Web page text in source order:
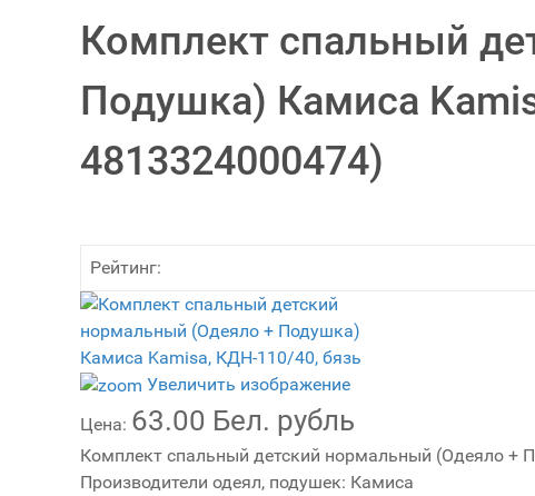
Комплект спальный
Подушка) Камиса
4813324000474)
Рейтинг:
Увеличить изображение
Цена: 63.00 Бел. рубль
Комплект спальный детский нормальный (Одеяло +
Производители одеял, подушек: Камиса